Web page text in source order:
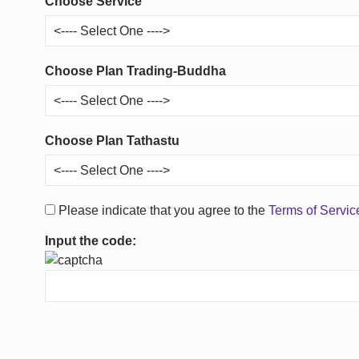
Choose Plan Trading-Buddha
Choose Plan Tathastu
Please indicate that you agree to the Terms of
Input the code: